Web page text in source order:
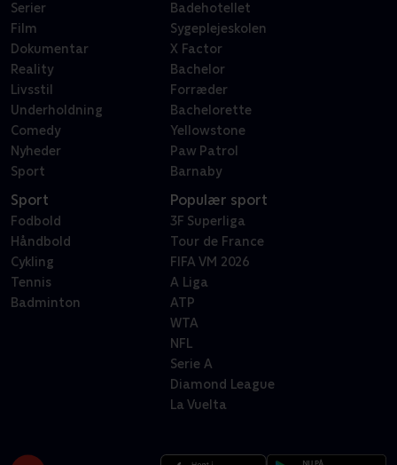
Serier
Film
Dokumentar
Reality
Livsstil
Underholdning
Comedy
Nyheder
Sport
Badehotellet
Sygeplejeskolen
X Factor
Bachelor
Forræder
Bachelorette
Yellowstone
Paw Patrol
Barnaby
Sport
Fodbold
Håndbold
Cykling
Tennis
Badminton
Populær sport
3F Superliga
Tour de France
FIFA VM 2026
A Liga
ATP
WTA
NFL
Serie A
Diamond League
La Vuelta